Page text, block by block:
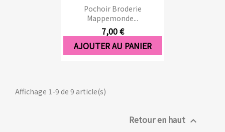
Pochoir Broderie
Mappemonde...
7,00 €
AJOUTER AU PANIER
Affichage 1-9 de 9 article(s)
Retour en haut 